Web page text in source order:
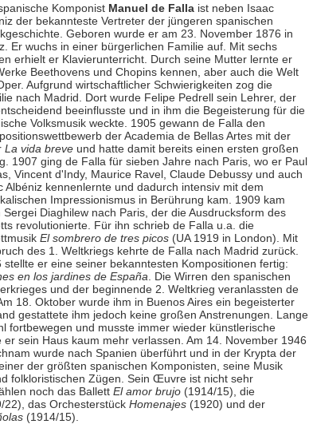
Komponist Manuel de Fallaist neben Isaac
der bekannteste Vertreter der jüngeren spanischen
Geboren wurde er am 23. November 1876 in
Er wuchs in einer bürgerlichen Familie auf. Mit sechs
erhielt er Klavierunterricht. Durch seine Mutter lernte er
Beethovens und Chopins kennen, aber auch die Welt
Aufgrund wirtschaftlicher Schwierigkeiten zog die
nach Madrid. Dort wurde Felipe Pedrell sein Lehrer, der
beeinflusste und in ihm die Begeisterung für die
Volksmusik weckte. 1905 gewann de Falla den
der Academia de Bellas Artes mit der
La vida breveund hatte damit bereits einen ersten großen
1907 ging de Falla für sieben Jahre nach Paris, wo er Paul
Vincent d'Indy, Maurice Ravel, Claude Debussy und auch
Albéniz kennenlernte und dadurch intensiv mit dem
Impressionismus in Berührung kam. 1909 kam
Sergei Diaghilew nach Paris, der die Ausdrucksform des
revolutionierte. Für ihn schrieb de Falla u.a. die
El sombrero de tres picos(UA 1919 in London). Mit
des 1. Weltkriegs kehrte de Falla nach Madrid zurück.
stellte er eine seiner bekanntesten Kompositionen fertig:
en los jardines de España . Die Wirren den spanischen
und der beginnende 2. Weltkrieg veranlassten de
18. Oktober wurde ihm in Buenos Aires ein begeisterter
gestattete ihm jedoch keine großen Anstrenungen. Lange
fortbewegen und musste immer wieder künstlerische
sein Haus kaum mehr verlassen. Am 14. November 1946
wurde nach Spanien überführt und in der Krypta der
der größten spanischen Komponisten, seine Musik
folkloristischen Zügen. Sein Œuvre ist nicht sehr
noch das Ballett El amor brujo(1914/15), die
das Orchesterstück Homenajes(1920) und der
(1914/15).